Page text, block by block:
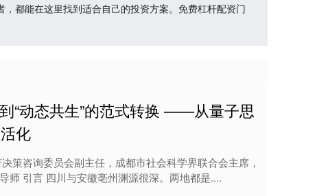
都能在这里找到适合自己的投资方案。免费杠杆配资门
“动态共生”的范式转换 ——从量子思
化
策咨询委员会副主任，成都市社会科学界联合会主席，
师 引言 四川与安徽亳州渊源很深。两地都是....